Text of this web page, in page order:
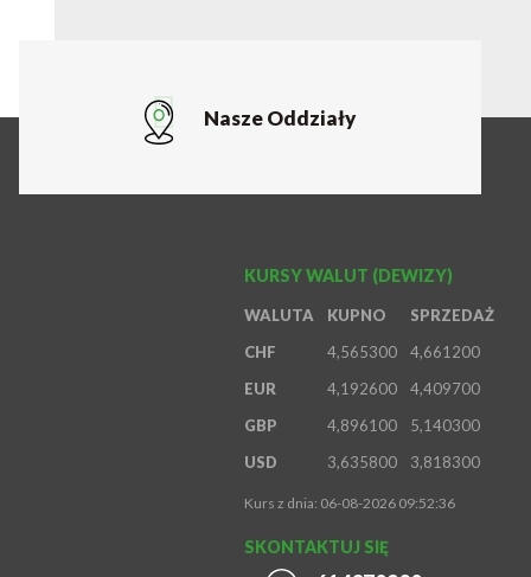
Nasze Oddziały
KURSY WALUT (DEWIZY)
WALUTA KUPNO
SPRZEDAŻ
CHF
4,565300
4,661200
EUR
4,192600
4,409700
GBP
4,896100
5,140300
USD
3,635800 3,818300
Kurs z dnia: 06-08-2026 09:52:36
SKONTAKTUJ SIĘ